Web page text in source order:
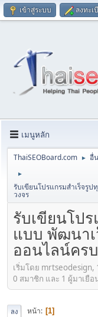
เข้าสู่ระบบ ลงทะเ
เมนูหลัก
ThaiSEOBoard.com ► อื่
►
รับเขียนโปรแกรมสำเร็จรู
วงจร
รับเขียนโป
แบบ พัฒนา
ออนไลน์คร
เริ่มโดย
0 สมาชิก และ 1 ผู้มาเยื
ลง หน้า 1